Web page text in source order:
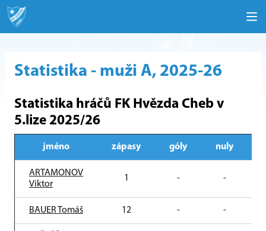
Statistika - muži A, 2025-26
Statistika hráčů FK Hvězda Cheb v
5.lize 2025/26
jméno zápasy góly nuly
ARTAMONOV
Viktor
1 - -
BAUER Tomáš 12 - -